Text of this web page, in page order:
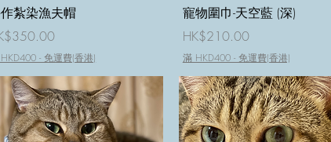
快速瀏覽
紮染漁夫帽
- 免運費(香港)
快速瀏覽
寵物圍巾-天空藍 (深)
價格
HK$210.00
滿 HKD400 - 免運費(香港)